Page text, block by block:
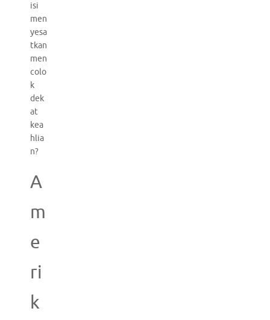
isi
men
yesa
tkan
men
colo
k
dek
at
kea
hlia
n?
A
m
e
ri
k